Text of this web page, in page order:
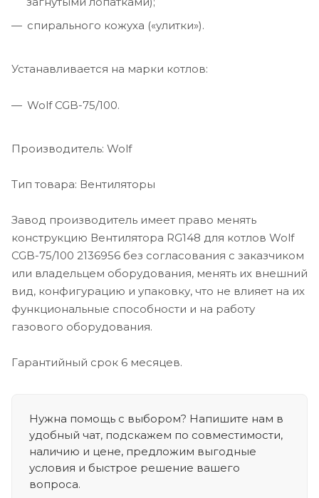
спирального кожуха («улитки»).
Устанавливается на марки котлов:
Wolf CGB-75/100.
Производитель: Wolf
Тип товара: Вентиляторы
Завод производитель имеет право менять
конструкцию Вентилятора RG148 для котлов Wolf
CGB-75/100 2136956 без согласования с заказчиком
или владельцем оборудования, менять их внешний
вид, конфигурацию и упаковку, что не влияет на их
функциональные способности и на работу
газового оборудования.
Гарантийный срок 6 месяцев.
Нужна помощь с выбором? Напишите нам в
удобный чат, подскажем по совместимости,
наличию и цене, предложим выгодные
условия и быстрое решение вашего
вопроса.